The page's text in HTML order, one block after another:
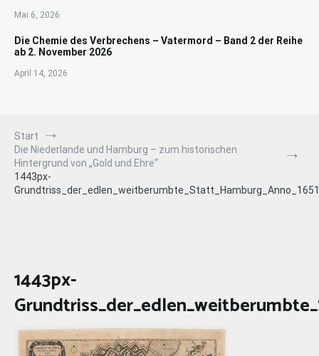
Mai 6, 2026
Die Chemie des Verbrechens – Vatermord – Band 2 der Reihe
ab 2. November 2026
April 14, 2026
Start
Die Niederlande und Hamburg – zum historischen
Hintergrund von „Gold und Ehre“
1443px-
Grundtriss_der_edlen_weitberumbte_Statt_Hamburg_Anno_1651
1443px-